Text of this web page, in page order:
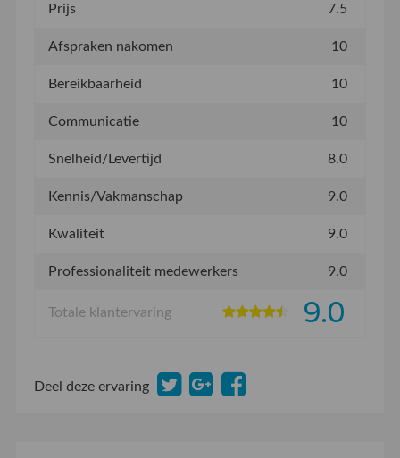
Prijs 7.5
Afspraken nakomen 10
Bereikbaarheid 10
Communicatie 10
Snelheid/Levertijd 8.0
Kennis/Vakmanschap 9.0
Kwaliteit 9.0
Professionaliteit medewerkers 9.0
Totale klantervaring 9.0
Deel deze ervaring